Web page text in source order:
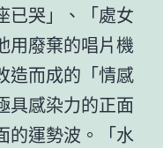
已哭」、「處女
用廢棄的唱片機
造而成的「情感
具感染力的正面
的運勢波。「水